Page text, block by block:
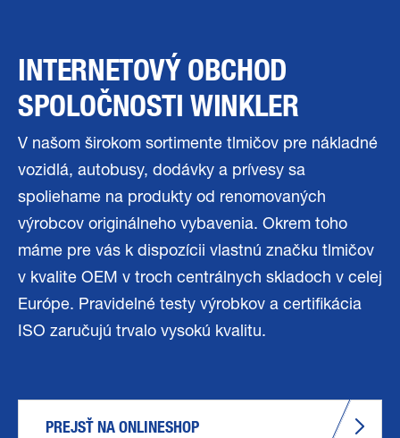
INTERNETOVÝ OBCHOD
SPOLOČNOSTI WINKLER
V našom širokom sortimente tlmičov pre nákladné
vozidlá, autobusy, dodávky a prívesy sa
spoliehame na produkty od renomovaných
výrobcov originálneho vybavenia. Okrem toho
máme pre vás k dispozícii vlastnú značku tlmičov
v kvalite OEM v troch centrálnych skladoch v celej
Európe. Pravidelné testy výrobkov a certifikácia
ISO zaručujú trvalo vysokú kvalitu.
PREJSŤ NA ONLINESHOP